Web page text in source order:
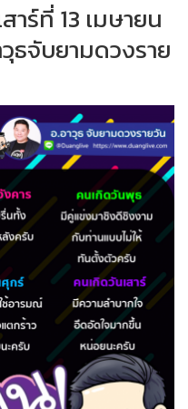
าร์ที่ 13 เมษายน
ธจับยามดวงราย